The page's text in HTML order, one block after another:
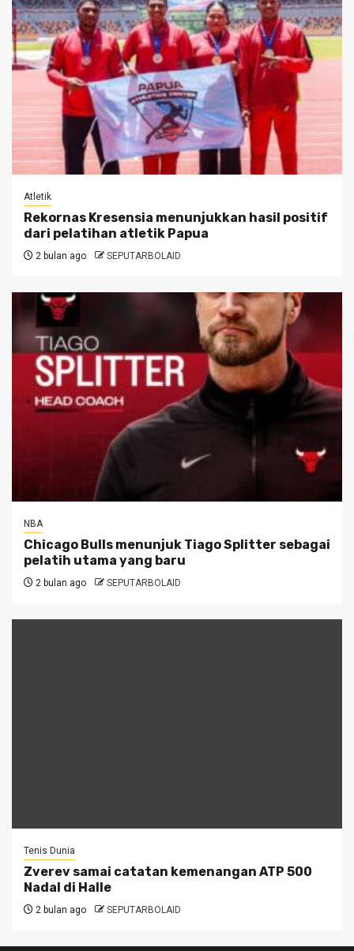
Atletik
Rekornas Kresensia menunjukkan hasil positif
dari pelatihan atletik Papua
2 bulan ago SEPUTARBOLAID
NBA
Chicago Bulls menunjuk Tiago Splitter sebagai
pelatih utama yang baru
2 bulan ago SEPUTARBOLAID
Tenis Dunia
Zverev samai catatan kemenangan ATP 500
Nadal di Halle
2 bulan ago SEPUTARBOLAID